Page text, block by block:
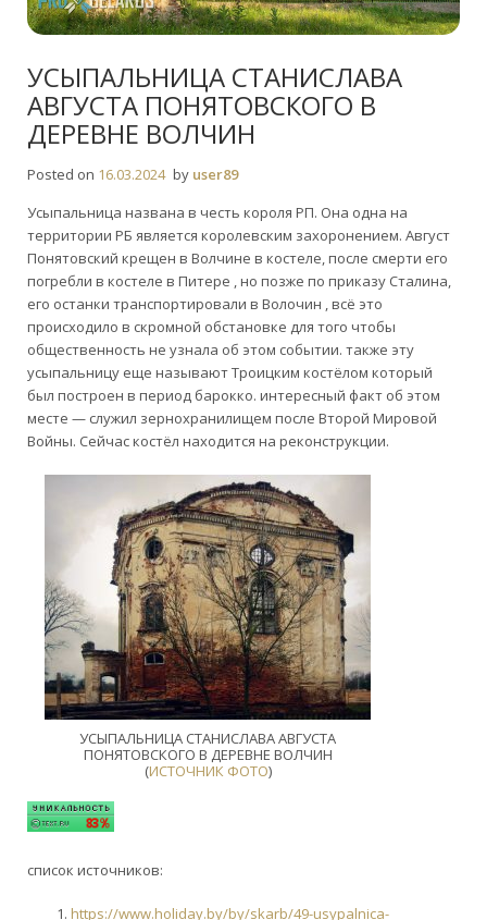
УСЫПАЛЬНИЦА СТАНИСЛАВА
АВГУСТА ПОНЯТОВСКОГО В
ДЕРЕВНЕ ВОЛЧИН
Posted on 16.03.2024 by user89
Усыпальница названа в честь короля РП. Она одна на
территории РБ является королевским захоронением. Август
Понятовский крещен в Волчине в костеле, после смерти его
погребли в костеле в Питере , но позже по приказу Сталина,
его останки транспортировали в Волочин , всё это
происходило в скромной обстановке для того чтобы
общественность не узнала об этом событии. также эту
усыпальницу еще называют Троицким костёлом который
был построен в период барокко. интересный факт об этом
месте — служил зернохранилищем после Второй Мировой
Войны. Сейчас костёл находится на реконструкции.
УСЫПАЛЬНИЦА СТАНИСЛАВА АВГУСТА
ПОНЯТОВСКОГО В ДЕРЕВНЕ ВОЛЧИН
(ИСТОЧНИК ФОТО)
список источников:
https://www.holiday.by/by/skarb/49-usypalnica-